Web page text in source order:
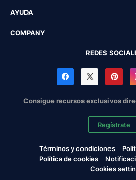
AYUDA
COMPANY
REDES
Consigue recursos exclusivos
Regístrate
Términos y condiciones
Política de cookies
Cookies